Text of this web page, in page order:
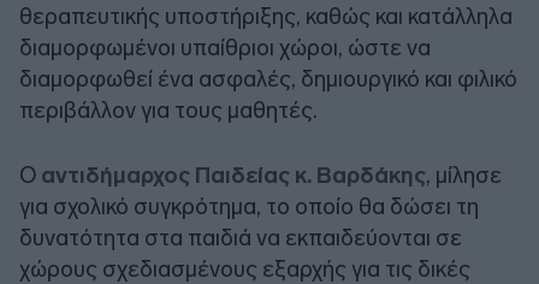
θεραπευτικής υποστήριξης, καθώς και κατάλληλα
διαμορφωμένοι υπαίθριοι χώροι, ώστε να
διαμορφωθεί ένα ασφαλές, δημιουργικό και φιλικό
περιβάλλον για τους μαθητές.
Ο αντιδήμαρχος Παιδείας κ. Βαρδάκης, μίλησε
για σχολικό συγκρότημα, το οποίο θα δώσει τη
δυνατότητα στα παιδιά να εκπαιδεύονται σε
χώρους σχεδιασμένους εξαρχής για τις δικές